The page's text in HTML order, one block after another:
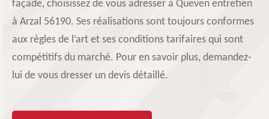
façade, choisissez de vous adresser à Queven entretien
à Arzal 56190. Ses réalisations sont toujours conformes
aux règles de l’art et ses conditions tarifaires qui sont
compétitifs du marché. Pour en savoir plus, demandez-
lui de vous dresser un devis détaillé.